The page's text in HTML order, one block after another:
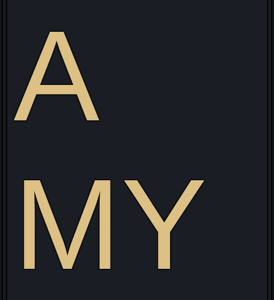
A
MY